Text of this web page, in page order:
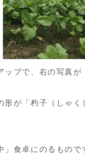
プで、右の写真が
形が「杓子（しゃ
食卓にのるもので